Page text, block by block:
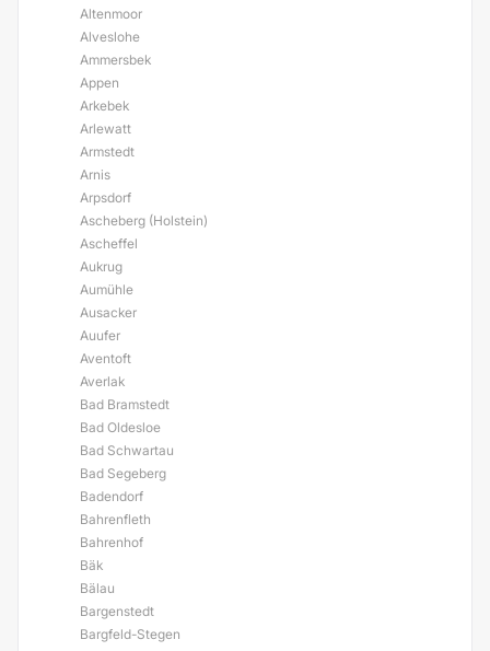
Altenmoor
Alveslohe
Ammersbek
Appen
Arkebek
Arlewatt
Armstedt
Arnis
Arpsdorf
Ascheberg (Holstein)
Ascheffel
Aukrug
Aumühle
Ausacker
Auufer
Aventoft
Averlak
Bad Bramstedt
Bad Oldesloe
Bad Schwartau
Bad Segeberg
Badendorf
Bahrenfleth
Bahrenhof
Bäk
Bälau
Bargenstedt
Bargfeld-Stegen